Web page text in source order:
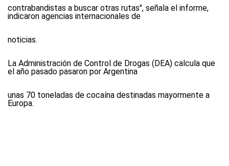
contrabandistas a buscar otras rutas", señala el informe,
indicaron agencias internacionales de
noticias.
La Administración de Control de Drogas (DEA) calcula que
el año pasado pasaron por Argentina
unas 70 toneladas de cocaína destinadas mayormente a
Europa.